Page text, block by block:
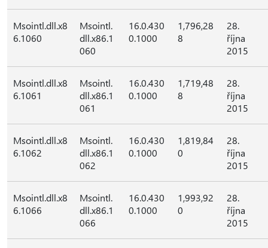
Msointl.dll.x8
6.1060
Msointl.
dll.x86.1
060
16.0.430
0.1000
1,796,28
8
28.
října
2015
Msointl.dll.x8
6.1061
Msointl.
dll.x86.1
061
16.0.430
0.1000
1,719,48
8
28.
října
2015
Msointl.dll.x8
6.1062
Msointl.
dll.x86.1
062
16.0.430
0.1000
1,819,84
0
28.
října
2015
Msointl.dll.x8
6.1066
Msointl.
dll.x86.1
066
16.0.430
0.1000
1,993,92
0
28.
října
2015